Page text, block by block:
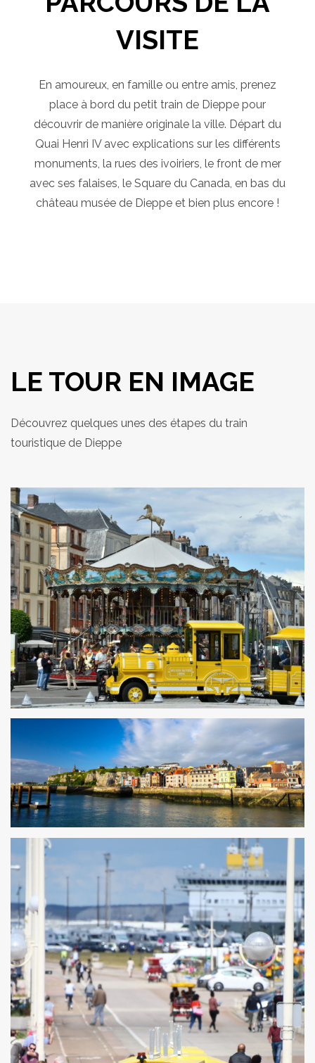
VISITE
En amoureux, en famille ou entre amis, prenez
place à bord du petit train de Dieppe pour
découvrir de manière originale la ville. Départ du
Quai Henri IV avec explications sur les différents
monuments, la rues des ivoiriers, le front de mer
avec ses falaises, le Square du Canada, en bas du
château musée de Dieppe et bien plus encore !
LE TOUR EN IMAGE
Découvrez quelques unes des étapes du train
touristique de Dieppe